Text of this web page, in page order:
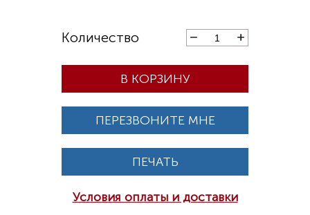
В КОРЗИНУ
ПЕРЕЗВОНИТЕ МНЕ
ПЕЧАТЬ
Условия оплаты и доставки